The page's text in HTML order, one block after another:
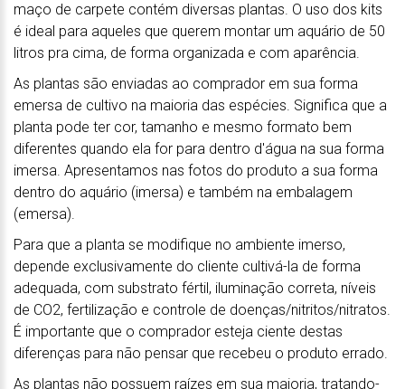
maço de carpete contém diversas plantas. O uso dos kits
é ideal para aqueles que querem montar um aquário de 50
litros pra cima, de forma organizada e com aparência.
As plantas são enviadas ao comprador em sua forma
emersa de cultivo na maioria das espécies. Significa que a
planta pode ter cor, tamanho e mesmo formato bem
diferentes quando ela for para dentro d'água na sua forma
imersa. Apresentamos nas fotos do produto a sua forma
dentro do aquário (imersa) e também na embalagem
(emersa).
Para que a planta se modifique no ambiente imerso,
depende exclusivamente do cliente cultivá-la de forma
adequada, com substrato fértil, iluminação correta, níveis
de CO2, fertilização e controle de doenças/nitritos/nitratos.
É importante que o comprador esteja ciente destas
diferenças para não pensar que recebeu o produto errado.
As plantas não possuem raízes em sua maioria, tratando-